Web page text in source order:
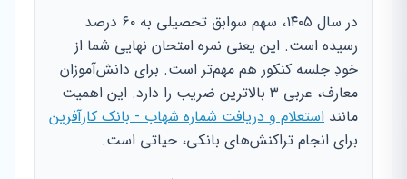
در سال ۱۴۰۵، سهم سوابق تحصیلی به ۶۰ درصد
رسیده است. این یعنی نمره امتحان نهایی شما از
خودِ جلسه کنکور هم مهم‌تر است. برای دانش‌آموزان
معارف، عربی ۳ بالاترین ضریب را دارد. این اهمیت
مانند استعلام و دریافت شماره شهاب - بانک کارآفرین
برای انجام تراکنش‌های بانکی، حیاتی است.